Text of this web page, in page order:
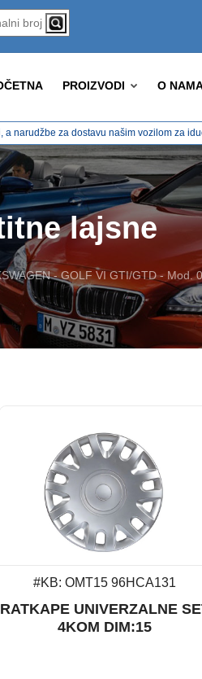
PROIZVODI O
narudžbe za dostavu našim vozilom za
lajsne
- GOLF VI GTI/GTD - Mod.
#KB: OMT15 96HCA131
RATKAPE UNIVERZALNE
4KOM DIM:15